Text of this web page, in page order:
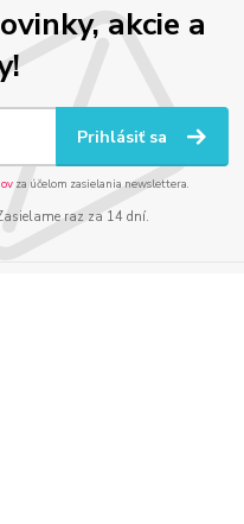
akcie a
Prihlásiť sa
za účelom zasielania newslettera.
raz za 14 dní.